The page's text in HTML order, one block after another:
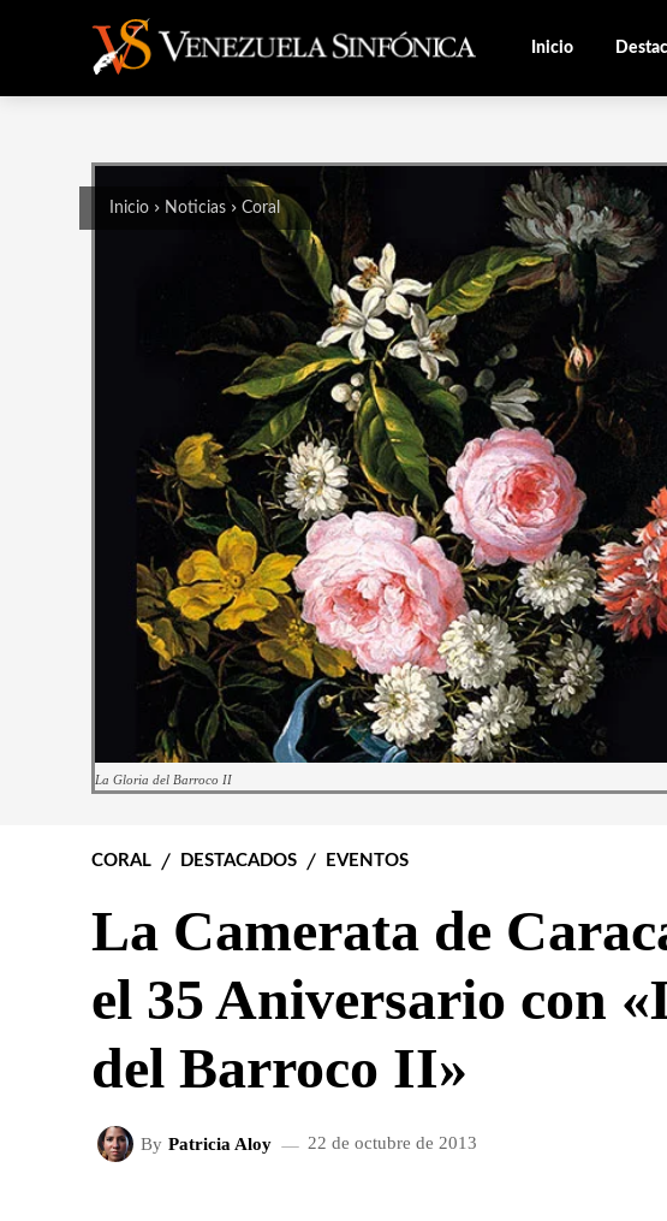
Inicio
Inicio Noticias Coral
La Gloria del Barroco II
CORAL DESTACADOS EVENTOS
La Camerata de
el 35 Aniversario con
del Barroco II»
By Patricia Aloy 22 de octubre de 2013